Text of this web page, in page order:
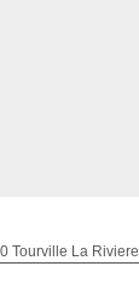
Tourville La Riviere